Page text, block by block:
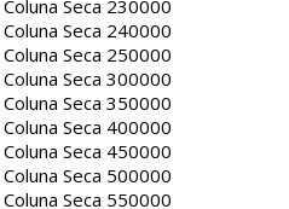
Seca 230000
Seca 240000
Seca 250000
Seca 300000
Seca 350000
Seca 400000
Seca 450000
Seca 500000
Seca 550000